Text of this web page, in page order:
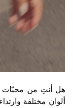
هل أنتِ من محبّات
ألوان مختلفة